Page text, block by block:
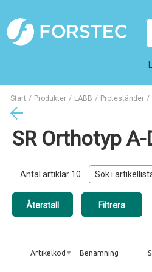
Start / Produkter / LABB / Proteständer /
SR Orthotyp
Antal artiklar 10
Artikelkod Benämning